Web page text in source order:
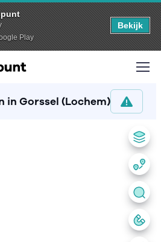
Play
Bekijk
in Gorssel (Lochem)